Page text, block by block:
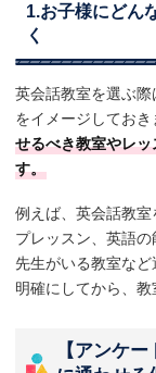
1.お子様にどん
く
英会話教室を選ぶ
をイメージしておき
せるべき教室やレ
す。
例えば、英会話教
プレッスン、英語
先生がいる教室な
明確にしてから、教
【アンケ